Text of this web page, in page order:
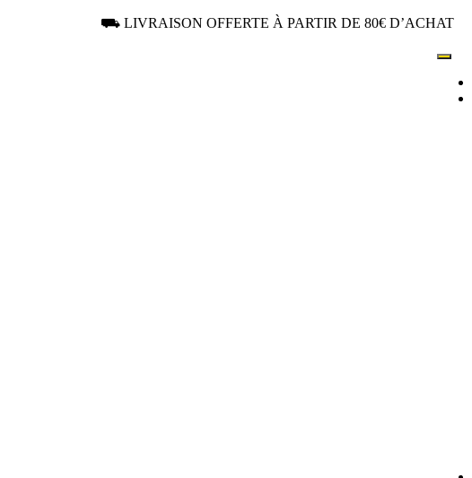
⛟ LIVRAISON OFFERTE À PARTIR DE 80€ D’ACHAT